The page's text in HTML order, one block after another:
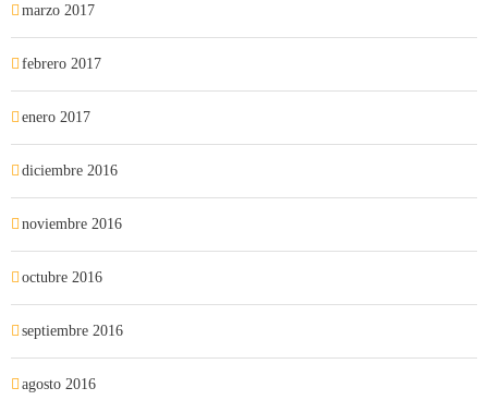
marzo 2017
febrero 2017
enero 2017
diciembre 2016
noviembre 2016
octubre 2016
septiembre 2016
agosto 2016